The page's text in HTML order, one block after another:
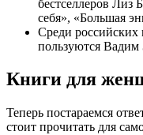
бестселлеров Лиз
себя», «Большая
Среди российских
пользуются
Книги для
Теперь постараемся
стоит прочитать для